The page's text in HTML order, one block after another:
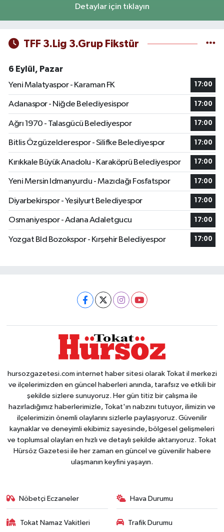
Detaylar için tıklayın
TFF 3.Lig 3.Grup Fikstür
6 Eylül, Pazar
Yeni Malatyaspor - Karaman FK
17:00
Adanaspor - Niğde Belediyesispor 17:00
Ağrı 1970 - Talasgücü Belediyespor 17:00
Bitlis Özgüzelderespor - Silifke Belediyespor 17:00
Kırıkkale Büyük Anadolu - Karaköprü Belediyespor 17:00
Yeni Mersin Idmanyurdu - Mazıdağı Fosfatspor 17:00
Diyarbekirspor - Yeşilyurt Belediyespor 17:00
Osmaniyespor - Adana Adaletgucu 17:00
Yozgat Bld Bozokspor - Kırşehir Belediyespor 17:00
hursozgazetesi.com internet haber sitesi olarak Tokat il merkezi
ve ilçelerimizden en güncel haberleri anında, tarafsız ve etkili bir
şekilde sizlere sunuyoruz. Her gün titiz bir çalışma ile
hazırladığımız haberlerimizle, Tokat'ın nabzını tutuyor, ilimizin ve
ilçelerimizin önemli olaylarını sizlerle paylaşıyoruz. Güvenilir
kaynaklar ve deneyimli ekibimiz sayesinde, bölgesel gelişmeleri
ve toplumsal olayları en hızlı ve detaylı şekilde aktarıyoruz. Tokat
Hürsöz Gazetesi ile her zaman en güncel ve güvenilir habere
ulaşmanın keyfini yaşayın.
Nöbetçi Eczaneler Hava Durumu
Tokat Namaz Vakitleri Trafik Durumu